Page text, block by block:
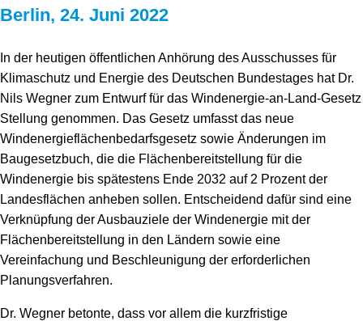
Speicher
Stromerzeugung
Wärme
Wasserstoff
Forschungsnetzwerk
Bibliothek
Newsletter
Infomaterial
Schriften zum Umweltenergierecht
Berlin, 24. Juni 2022
In der heutigen öffentlichen Anhörung des Ausschusses für
Klimaschutz und Energie des Deutschen Bundestages hat Dr.
Nils Wegner zum Entwurf für das Windenergie-an-Land-Gesetz
Stellung genommen. Das Gesetz umfasst das neue
Windenergieflächenbedarfsgesetz sowie Änderungen im
Baugesetzbuch, die die Flächenbereitstellung für die
Windenergie bis spätestens Ende 2032 auf 2 Prozent der
Landesflächen anheben sollen. Entscheidend dafür sind eine
Verknüpfung der Ausbauziele der Windenergie mit der
Flächenbereitstellung in den Ländern sowie eine
Vereinfachung und Beschleunigung der erforderlichen
Planungsverfahren.
Dr. Wegner betonte, dass vor allem die kurzfristige